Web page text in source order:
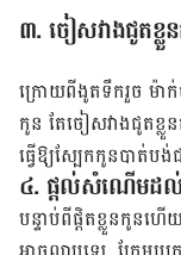
៣. ចៀសវាងជូតខ្លួ
ក្រោយពីងូតទឹករួច ម៉ាក់
កូន តែចៀសវាង​ជូតខ្លួន​
ធ្វើឱ្យស្បែកកូនបាត់បង់
៤. ផ្តល់សំណើមដ
បន្ទាប់ពីផ្តិតខ្លួនកូនហ